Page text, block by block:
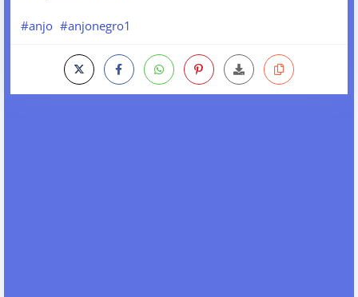
#anjo #anjonegro1